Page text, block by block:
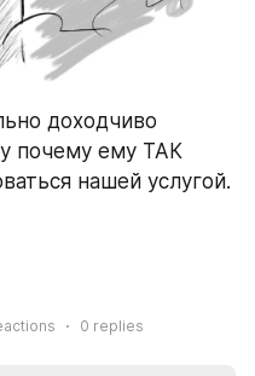
доходчиво
почему ему ТАК
нашей услугой.
0 replies